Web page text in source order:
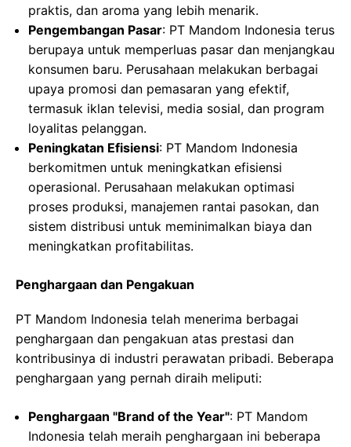
praktis, dan aroma yang lebih menarik.
Pengembangan Pasar: PT Mandom Indonesia terus
berupaya untuk memperluas pasar dan menjangkau
konsumen baru. Perusahaan melakukan berbagai
upaya promosi dan pemasaran yang efektif,
termasuk iklan televisi, media sosial, dan program
loyalitas pelanggan.
Peningkatan Efisiensi: PT Mandom Indonesia
berkomitmen untuk meningkatkan efisiensi
operasional. Perusahaan melakukan optimasi
proses produksi, manajemen rantai pasokan, dan
sistem distribusi untuk meminimalkan biaya dan
meningkatkan profitabilitas.
Penghargaan dan Pengakuan
PT Mandom Indonesia telah menerima berbagai
penghargaan dan pengakuan atas prestasi dan
kontribusinya di industri perawatan pribadi. Beberapa
penghargaan yang pernah diraih meliputi:
Penghargaan "Brand of the Year": PT Mandom
Indonesia telah meraih penghargaan ini beberapa